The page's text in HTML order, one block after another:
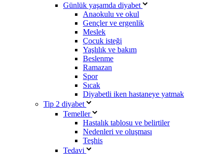
Günlük yaşamda diyabet
Anaokulu ve okul
Gençler ve ergenlik
Meslek
Çocuk isteği
Yaşlılık ve bakım
Beslenme
Ramazan
Spor
Sıcak
Diyabetli iken hastaneye yatmak
Tip 2 diyabet
Temeller
Hastalık tablosu ve belirtiler
Nedenleri ve oluşması
Teşhis
Tedavi